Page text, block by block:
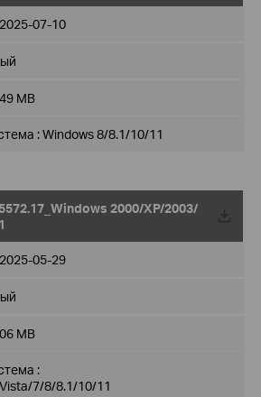
2025-07-10
MB
: Windows 8/8.1/10/11
2000/XP/2003/
2025-05-29
MB
:
7/8/8.1/10/11